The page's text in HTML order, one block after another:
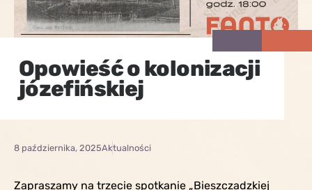
Opowieść o kolonizacji
józefińskiej
8 października, 2025Aktualności
Zapraszamy na trzecie spotkanie „Bieszczadzkiej